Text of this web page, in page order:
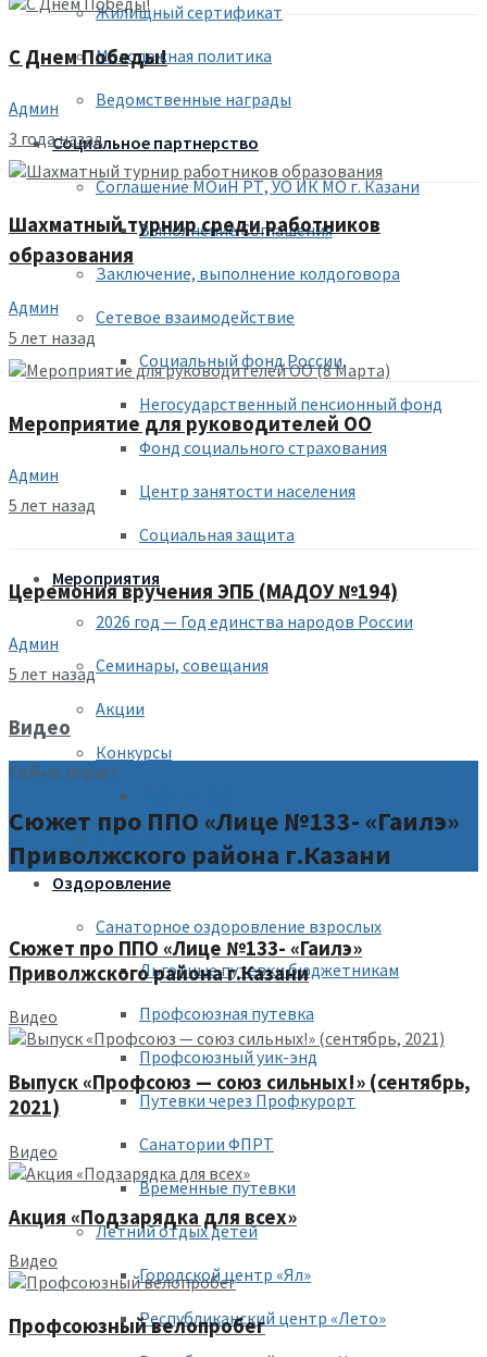
Жилищный сертификат
Молодежная политика
Ведомственные награды
Социальное партнерство
Соглашение МОиН РТ, УО ИК МО г. Казани
Выполнение Соглашения
Заключение, выполнение колдоговора
Сетевое взаимодействие
Социальный фонд России
Негосударственный пенсионный фонд
Фонд социального страхования
Центр занятости населения
Социальная защита
Мероприятия
2026 год — Год единства народов России
Семинары, совещания
Акции
Конкурсы
Спартакиада
Оздоровление
Санаторное оздоровление взрослых
Льготные путевки бюджетникам
Профсоюзная путевка
Профсоюзный уик-энд
Путевки через Профкурорт
Санатории ФПРТ
Временные путевки
Летний отдых детей
Городской центр «Ял»
Республиканский центр «Лето»
С Днем Победы!
Админ
3 года назад
Шахматный турнир среди работников
образования
Админ
5 лет назад
Мероприятие для руководителей ОО
Админ
5 лет назад
Церемония вручения ЭПБ (МАДОУ №194)
Админ
5 лет назад
Видео
Сейчас играет
Сюжет про ППО «Лице №133- «Гаилэ»
Приволжского района г.Казани
Сюжет про ППО «Лице №133- «Гаилэ»
Приволжского района г.Казани
Видео
Выпуск «Профсоюз — союз сильных!» (сентябрь,
2021)
Видео
Акция «Подзарядка для всех»
Видео
Профсоюзный велопробег